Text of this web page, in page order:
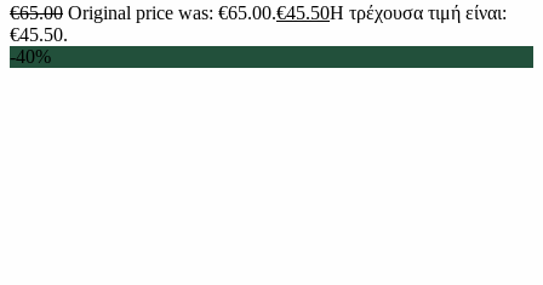
€65.00 Original price was: €65.00.€45.50Η τρέχουσα τιμή είναι:
€45.50.
-40%